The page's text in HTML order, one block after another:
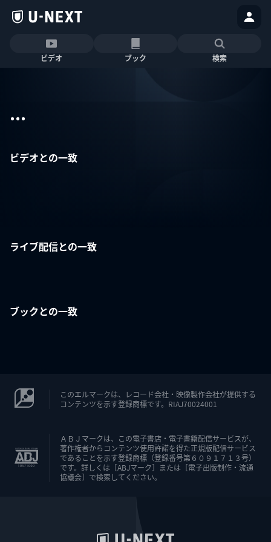
ビデオ ブック 検索
...
ビデオとの一致
ライブ配信との一致
ブックとの一致
このエルマークは、レコード会社・映像製作会社が提供する
コンテンツを示す登録商標です。RIAJ70024001
ＡＢＪマークは、この電子書店・電子書籍配信サービスが、
著作権者からコンテンツ使用許諾を得た正規版配信サービス
であることを示す登録商標（登録番号第６０９１７１３号）
です。詳しくは［ABJマーク］または［電子出版制作・流通
協議会］で検索してください。